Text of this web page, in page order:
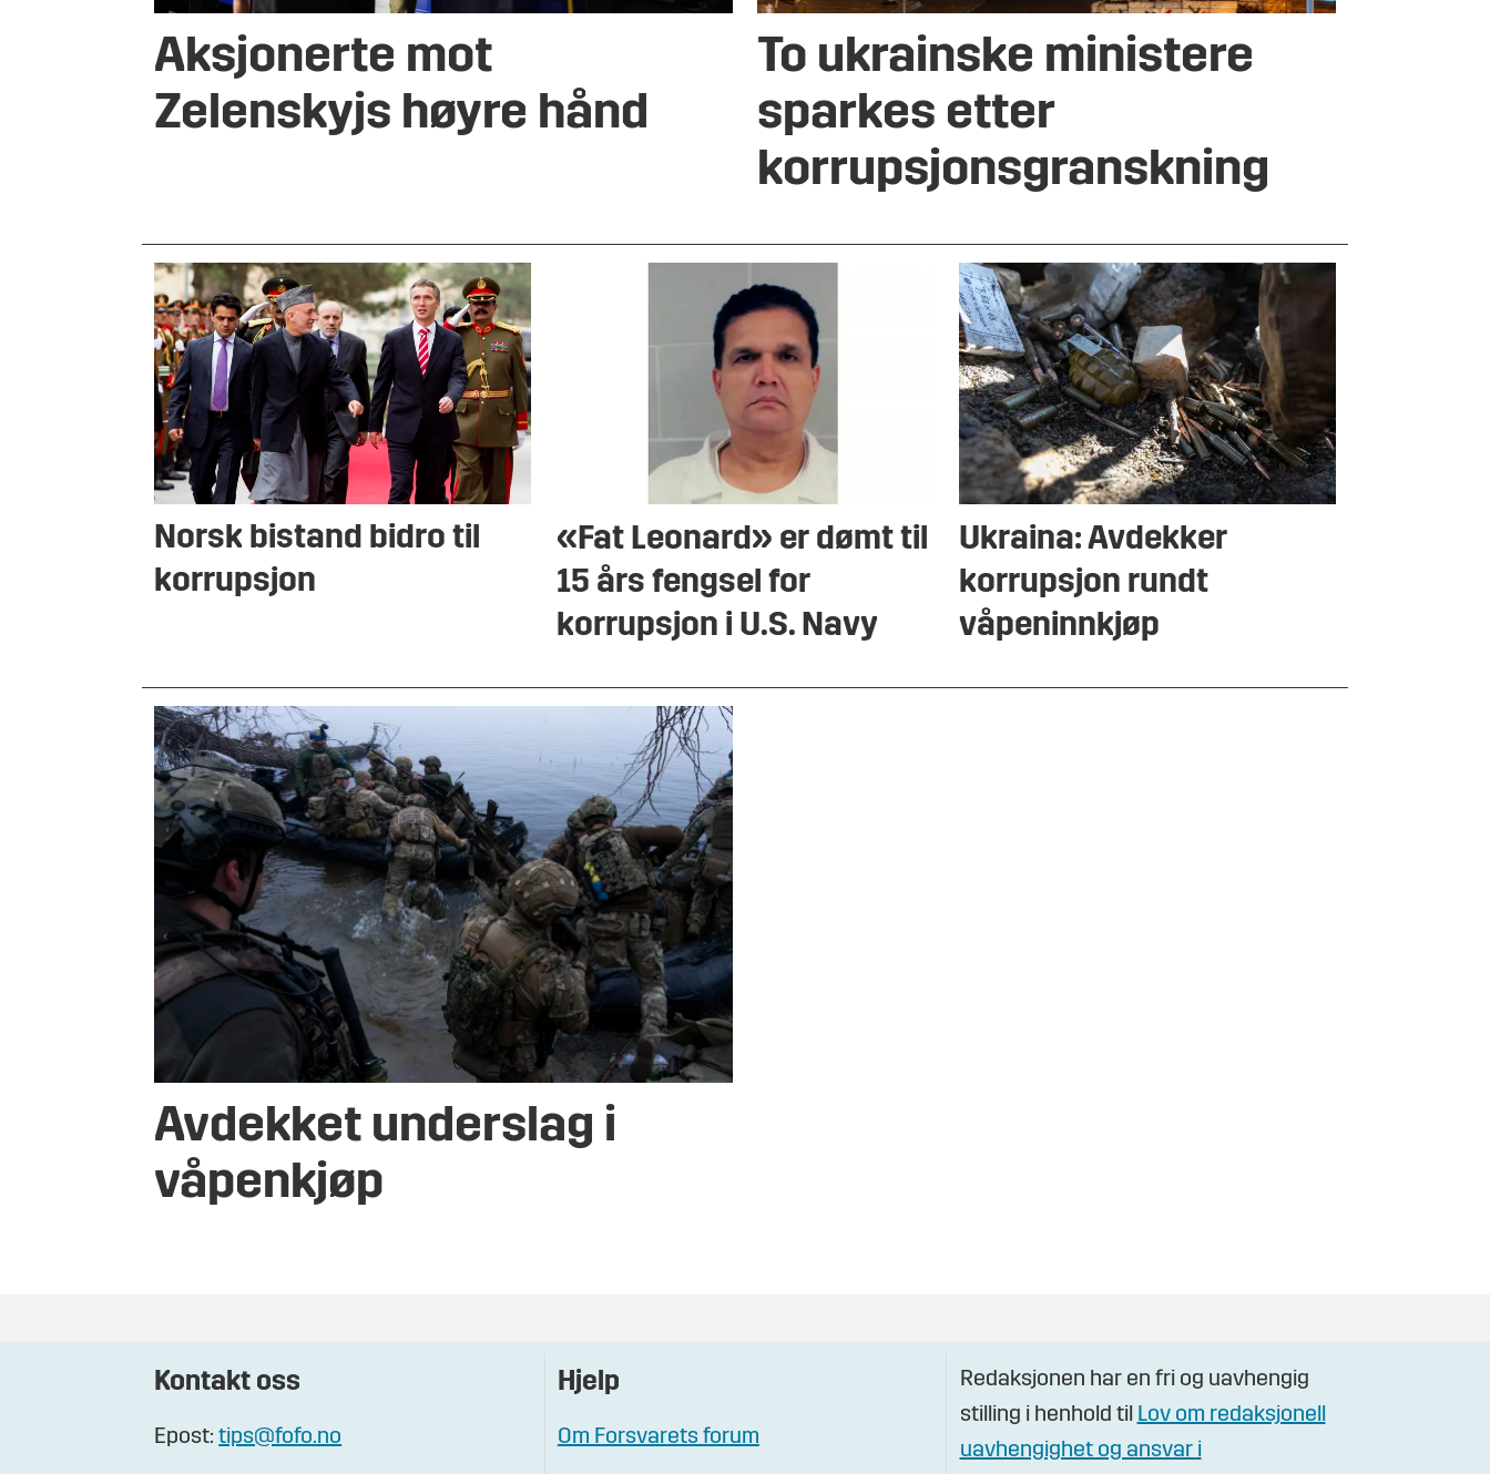
Aksjonerte mot
Zelenskyjs høyre hånd
To ukrainske ministere
sparkes etter
korrupsjonsgranskning
Norsk bistand bidro til
korrupsjon
«Fat Leonard» er dømt til
15 års fengsel for
korrupsjon i U.S. Navy
Ukraina: Avdekker
korrupsjon rundt
våpeninnkjøp
Avdekket underslag i
våpenkjøp
Kontakt oss
Epost:tips@fofo.no
Hjelp
Om Forsvarets forum
Redaksjonen har en fri og uavhengig
stilling i henhold til Lov om redaksjonell
uavhengighet og ansvar i